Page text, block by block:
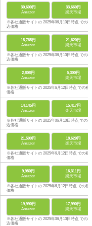
30,600円
Amazon
33,660円
楽天市場
※各社通販サイトの 2025年06月10日時点 での税
込価格
18,765円
Amazon
21,620円
楽天市場
※各社通販サイトの 2025年06月10日時点 での税
込価格
2,808円
Amazon
5,300円
楽天市場
※各社通販サイトの 2025年6月12日時点 での税
価格
14,145円
Amazon
15,417円
楽天市場
※各社通販サイトの 2025年06月10日時点 での税
込価格
21,500円
Amazon
18,629円
楽天市場
※各社通販サイトの 2025年6月12日時点 での税
価格
9,980円
Amazon
16,311円
楽天市場
※各社通販サイトの 2025年6月12日時点 での税
価格
19,990円
Amazon
17,990円
楽天市場
※各社通販サイトの 2025年06月10日時点 での税
込価格